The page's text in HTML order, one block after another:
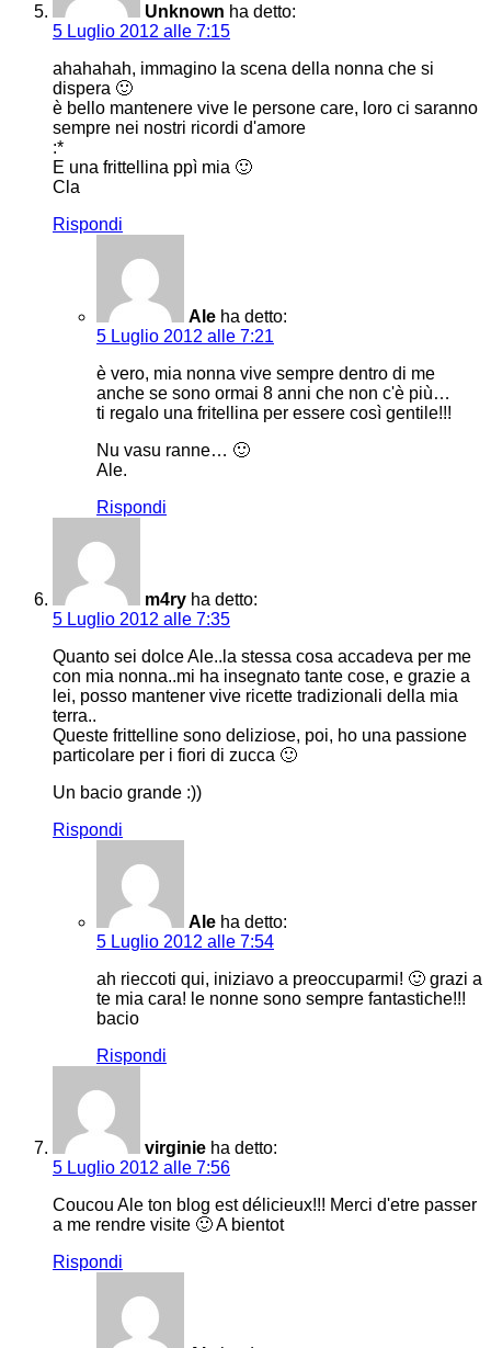
Unknown ha detto:
5 Luglio 2012 alle 7:15
ahahahah, immagino la scena della nonna che si
dispera 🙂
è bello mantenere vive le persone care, loro ci saranno
sempre nei nostri ricordi d'amore
:*
E una frittellina ppì mia 🙂
Cla
Rispondi
Ale ha detto:
5 Luglio 2012 alle 7:21
è vero, mia nonna vive sempre dentro di me
anche se sono ormai 8 anni che non c'è più…
ti regalo una fritellina per essere così gentile!!!
Nu vasu ranne… 🙂
Ale.
Rispondi
m4ry ha detto:
5 Luglio 2012 alle 7:35
Quanto sei dolce Ale..la stessa cosa accadeva per me
con mia nonna..mi ha insegnato tante cose, e grazie a
lei, posso mantener vive ricette tradizionali della mia
terra..
Queste frittelline sono deliziose, poi, ho una passione
particolare per i fiori di zucca 🙂
Un bacio grande :))
Rispondi
Ale ha detto:
5 Luglio 2012 alle 7:54
ah rieccoti qui, iniziavo a preoccuparmi! 🙂 grazi a
te mia cara! le nonne sono sempre fantastiche!!!
bacio
Rispondi
virginie ha detto:
5 Luglio 2012 alle 7:56
Coucou Ale ton blog est délicieux!!! Merci d'etre passer
a me rendre visite 🙂 A bientot
Rispondi